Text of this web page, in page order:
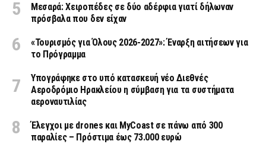
Μεσαρά: Χειροπέδες σε δύο αδέρφια γιατί δήλωναν
πρόσβαλα που δεν είχαν
«Τουρισμός για Όλους 2026-2027»: Έναρξη αιτήσεων για
το Πρόγραμμα
Υπογράφηκε στο υπό κατασκευή νέο Διεθνές
Αεροδρόμιο Ηρακλείου η σύμβαση για τα συστήματα
αεροναυτιλίας
Έλεγχοι με drones και MyCoast σε πάνω από 300
παραλίες – Πρόστιμα έως 73.000 ευρώ